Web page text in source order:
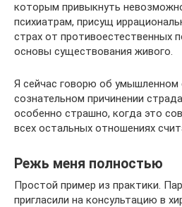
которым привыкнуть
психиатрам, присущ
страх от противоестественных
основы существования ­живого.
Я сейчас говорю об умышленном
сознательном причинении
особенно страшно, когда это
всех остальных отношениях
Режь меня полностью
Простой пример из практики.
пригласили на консультацию в